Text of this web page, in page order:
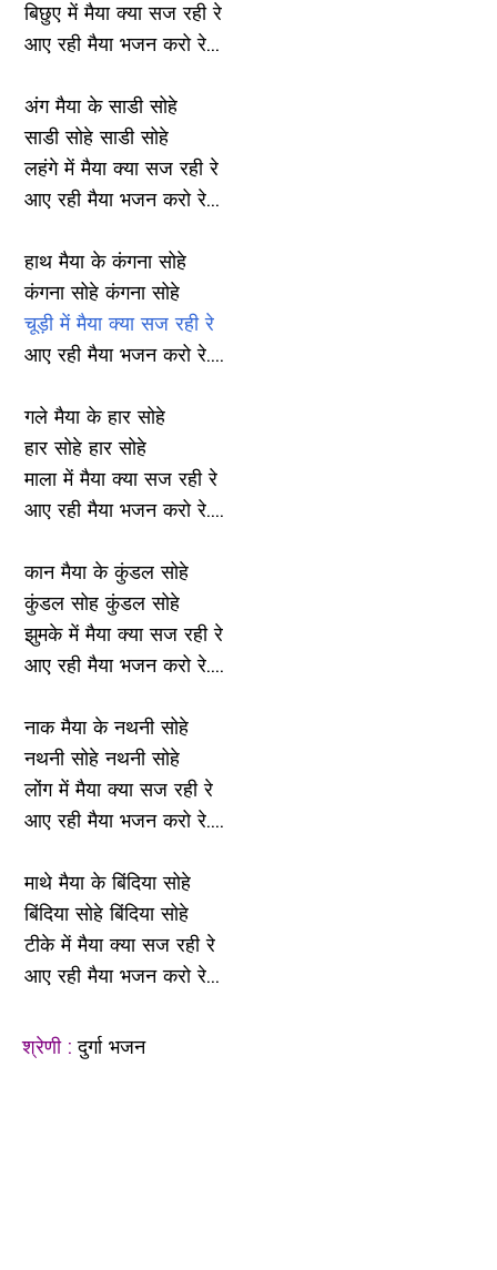
बिछुए में मैया क्या सज रही रे
आए रही मैया भजन करो रे...
अंग मैया के साडी सोहे
साडी सोहे साडी सोहे
लहंगे में मैया क्या सज रही रे
आए रही मैया भजन करो रे...
हाथ मैया के कंगना सोहे
कंगना सोहे कंगना सोहे
चूड़ी में मैया क्या सज रही रे
आए रही मैया भजन करो रे....
गले मैया के हार सोहे
हार सोहे हार सोहे
माला में मैया क्या सज रही रे
आए रही मैया भजन करो रे....
कान मैया के कुंडल सोहे
कुंडल सोह कुंडल सोहे
झुमके में मैया क्या सज रही रे
आए रही मैया भजन करो रे....
नाक मैया के नथनी सोहे
नथनी सोहे नथनी सोहे
लोंग में मैया क्या सज रही रे
आए रही मैया भजन करो रे....
माथे मैया के बिंदिया सोहे
बिंदिया सोहे बिंदिया सोहे
टीके में मैया क्या सज रही रे
आए रही मैया भजन करो रे...
श्रेणी :दुर्गा भजन